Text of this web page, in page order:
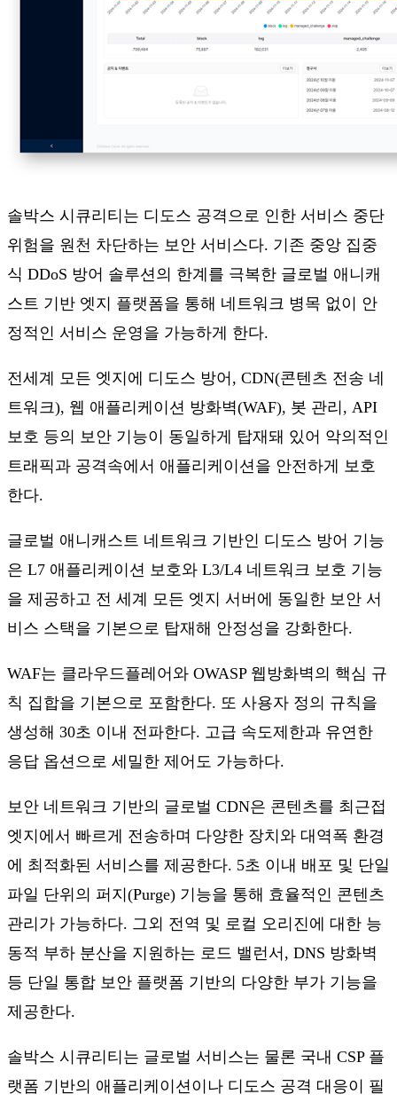
솔박스 시큐리티는 디도스 공격으로 인한 서비스 중단
위험을 원천 차단하는 보안 서비스다. 기존 중앙 집중
식 DDoS 방어 솔루션의 한계를 극복한 글로벌 애니캐
스트 기반 엣지 플랫폼을 통해 네트워크 병목 없이 안
정적인 서비스 운영을 가능하게 한다.
전세계 모든 엣지에 디도스 방어, CDN(콘텐츠 전송 네
트워크), 웹 애플리케이션 방화벽(WAF), 봇 관리, API
보호 등의 보안 기능이 동일하게 탑재돼 있어 악의적인
트래픽과 공격속에서 애플리케이션을 안전하게 보호
한다.
글로벌 애니캐스트 네트워크 기반인 디도스 방어 기능
은 L7 애플리케이션 보호와 L3/L4 네트워크 보호 기능
을 제공하고 전 세계 모든 엣지 서버에 동일한 보안 서
비스 스택을 기본으로 탑재해 안정성을 강화한다.
WAF는 클라우드플레어와 OWASP 웹방화벽의 핵심 규
칙 집합을 기본으로 포함한다. 또 사용자 정의 규칙을
생성해 30초 이내 전파한다. 고급 속도제한과 유연한
응답 옵션으로 세밀한 제어도 가능하다.
보안 네트워크 기반의 글로벌 CDN은 콘텐츠를 최근접
엣지에서 빠르게 전송하며 다양한 장치와 대역폭 환경
에 최적화된 서비스를 제공한다. 5초 이내 배포 및 단일
파일 단위의 퍼지(Purge) 기능을 통해 효율적인 콘텐츠
관리가 가능하다. 그외 전역 및 로컬 오리진에 대한 능
동적 부하 분산을 지원하는 로드 밸런서, DNS 방화벽
등 단일 통합 보안 플랫폼 기반의 다양한 부가 기능을
제공한다.
솔박스 시큐리티는 글로벌 서비스는 물론 국내 CSP 플
랫폼 기반의 애플리케이션이나 디도스 공격 대응이 필